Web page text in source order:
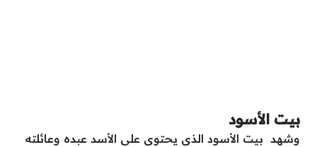
بيت الأسود
وشهد بيت الأسود الذى يحتوى على الأسد عبده وعائلته